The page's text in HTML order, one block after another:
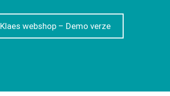
Klaes webshop – Demo verze